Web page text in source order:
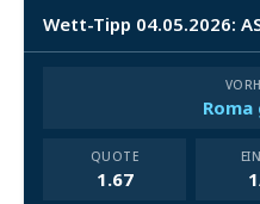
Wett-Tipp 04.05.2026:
QUOTE
1.67